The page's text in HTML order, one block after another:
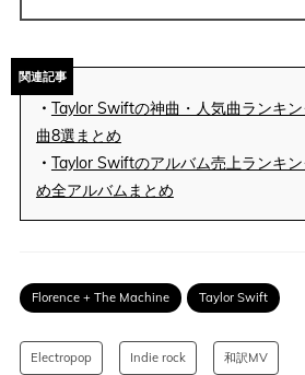
関連記事
・ Taylor Swiftの神曲・人気曲ランキ
曲8選まとめ
・ Taylor Swiftのアルバム売上ランキ
め全アルバムまとめ
Florence + The Machine Taylor Swift
Electropop Indie rock 和訳MV